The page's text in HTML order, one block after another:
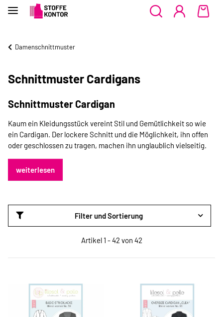
Damenschnittmuster
Schnittmuster Cardigans
Schnittmuster Cardigan
Kaum ein Kleidungsstück vereint Stil und Gemütlichkeit so wie
ein Cardigan. Der lockere Schnitt und die Möglichkeit, ihn offen
oder geschlossen zu tragen, machen ihn unglaublich vielseitig.
weiterlesen
Filter und Sortierung
Artikel 1 - 42 von 42